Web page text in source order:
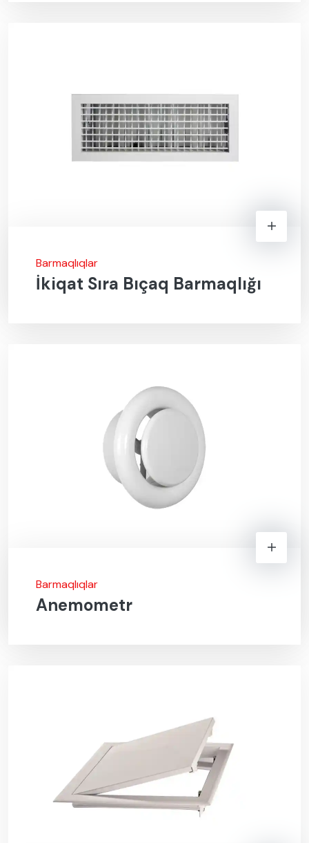
Barmaqlıqlar
İkiqat Sıra Bıçaq Barmaqlığı
Barmaqlıqlar
Anemometr